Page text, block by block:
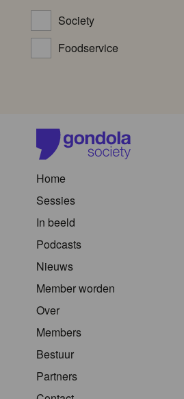
Society
Foodservice
Home
Sessies
In beeld
Podcasts
Nieuws
Member worden
Over
Members
Bestuur
Partners